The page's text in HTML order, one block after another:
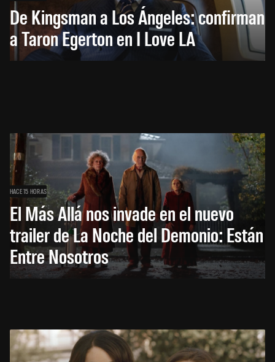
De Kingsman a Los Ángeles: confirman
a Taron Egerton en I Love LA
HACE 15 HORAS
El Más Allá nos invade en el nuevo
trailer de La Noche del Demonio: Están
Entre Nosotros